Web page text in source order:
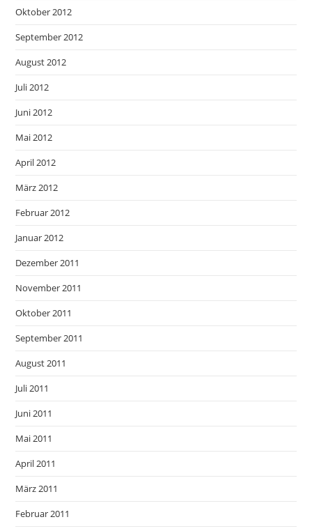
Oktober 2012
September 2012
August 2012
Juli 2012
Juni 2012
Mai 2012
April 2012
März 2012
Februar 2012
Januar 2012
Dezember 2011
November 2011
Oktober 2011
September 2011
August 2011
Juli 2011
Juni 2011
Mai 2011
April 2011
März 2011
Februar 2011